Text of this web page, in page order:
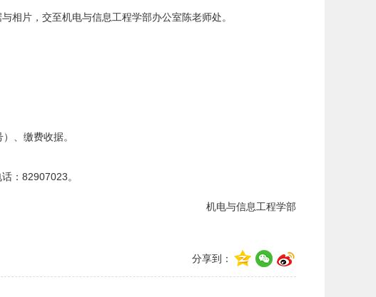
相片，交至机电与信息工程学部办公室陈老师处。
、缴费收据。
：82907023。
机电与信息工程学部
分享到：